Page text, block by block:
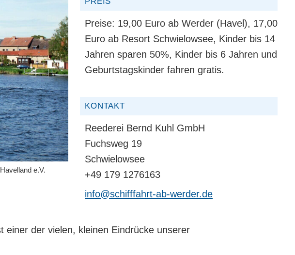
e.V.
Preise: 19,00 Euro ab Werder (Havel), 17,00
Euro ab Resort Schwielowsee, Kinder bis 14
Jahren sparen 50%, Kinder bis 6 Jahren und
Geburtstagskinder fahren gratis.
KONTAKT
Reederei Bernd Kuhl GmbH
Fuchsweg 19
Schwielowsee
+49 179 1276163
info@schifffahrt-ab-werder.de
einer der vielen, kleinen Eindrücke unserer